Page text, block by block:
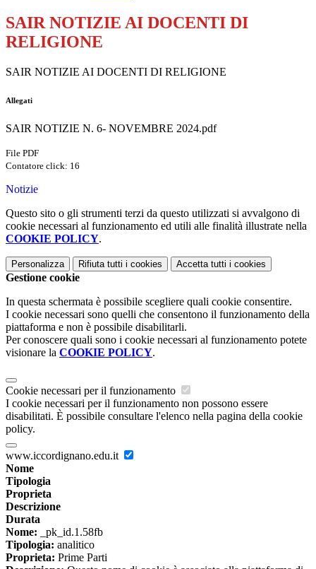
SAIR NOTIZIE AI DOCENTI DI
RELIGIONE
SAIR NOTIZIE AI DOCENTI DI RELIGIONE
Allegati
SAIR NOTIZIE N. 6- NOVEMBRE 2024.pdf
File PDF
Contatore click: 16
Notizie
Questo sito o gli strumenti terzi da questo utilizzati si avvalgono di
cookie necessari al funzionamento ed utili alle finalità illustrate nella
COOKIE POLICY.
Personalizza Rifiuta tutti i cookies Accetta tutti i cookies
Gestione cookie
In questa schermata è possibile scegliere quali cookie consentire.
I cookie necessari sono quelli che consentono il funzionamento della
piattaforma e non è possibile disabilitarli.
Per conoscere quali sono i cookie necessari al funzionamento potete
visionare la COOKIE POLICY.
Cookie necessari per il funzionamento
I cookie necessari per il funzionamento non possono essere
disabilitati. È possibile consultare l'elenco nella pagina della cookie
policy.
www.iccordignano.edu.it
Nome
Tipologia
Proprieta
Descrizione
Durata
Nome: _pk_id.1.58fb
Tipologia: analitico
Proprieta: Prime Parti